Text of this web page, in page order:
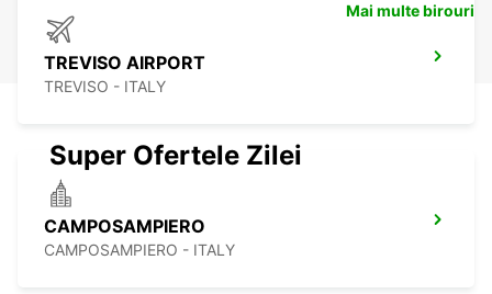
TREVISO AIRPORT
TREVISO - ITALY
CAMPOSAMPIERO
CAMPOSAMPIERO - ITALY
Mai multe birouri
Super Ofertele Zilei